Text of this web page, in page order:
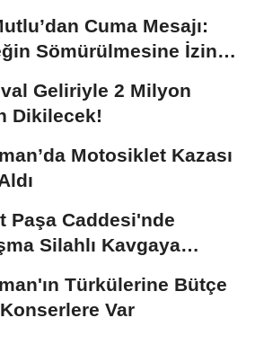
Cuma Mesajı:
Sömürülmesine İzin
Geliriyle 2 Milyon
Dikilecek!
Motosiklet Kazası
Paşa Caddesi'nde
Silahlı Kavgaya
Türkülerine Bütçe
Var